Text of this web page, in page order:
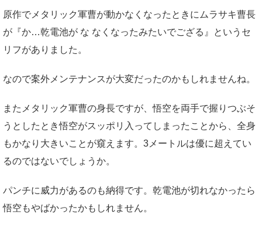
原作でメタリック軍曹が動かなくなったときにムラサキ曹長
が『か…乾電池が な なくなったみたいでござる』というセ
リフがありました。
なので案外メンテナンスが大変だったのかもしれませんね。
またメタリック軍曹の身長ですが、悟空を両手で握りつぶそ
うとしたとき悟空がスッポリ入ってしまったことから、全身
もかなり大きいことが窺えます。3メートルは優に超えてい
るのではないでしょうか。
パンチに威力があるのも納得です。乾電池が切れなかったら
悟空もやばかったかもしれません。